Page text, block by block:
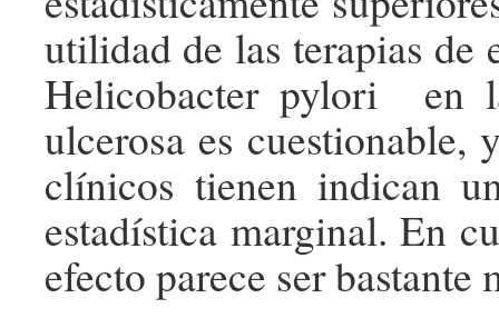
utilidad de las terapias de
Helicobacter pylori en
ulcerosa es cuestionable,
clínicos tienen indican
estadística marginal. En
efecto parece ser bastante